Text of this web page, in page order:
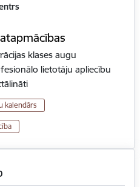
klases augu
lietotāju apliecību
kalendārs